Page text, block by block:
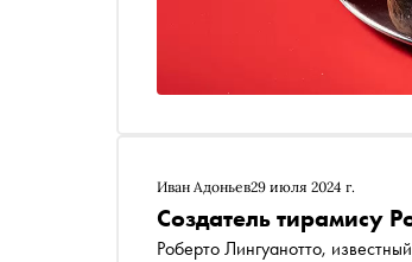
Иван Адоньев29 июля 2024 г.
Создатель тирамису
Роберто Лингуанотто,